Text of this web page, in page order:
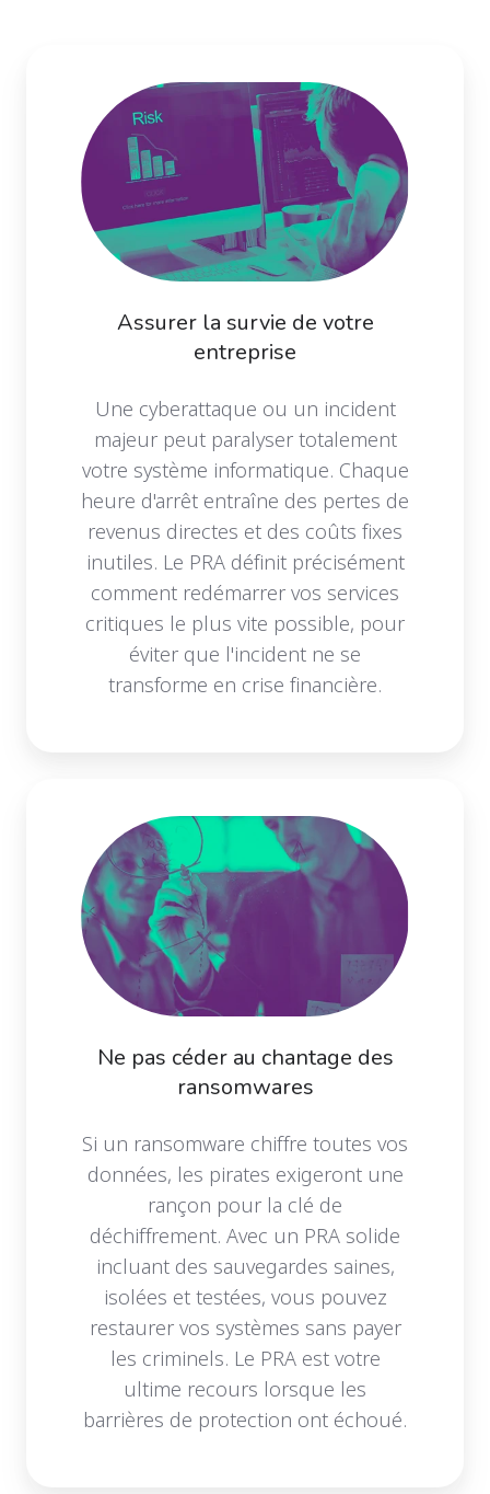
Assurer la survie de votre
entreprise
Une cyberattaque ou un incident
majeur peut paralyser totalement
votre système informatique. Chaque
heure d'arrêt entraîne des pertes de
revenus directes et des coûts fixes
inutiles. Le PRA définit précisément
comment redémarrer vos services
critiques le plus vite possible, pour
éviter que l'incident ne se
transforme en crise financière.
Ne pas céder au chantage des
ransomwares
Si un ransomware chiffre toutes vos
données, les pirates exigeront une
rançon pour la clé de
déchiffrement. Avec un PRA solide
incluant des sauvegardes saines,
isolées et testées, vous pouvez
restaurer vos systèmes sans payer
les criminels. Le PRA est votre
ultime recours lorsque les
barrières de protection ont échoué.